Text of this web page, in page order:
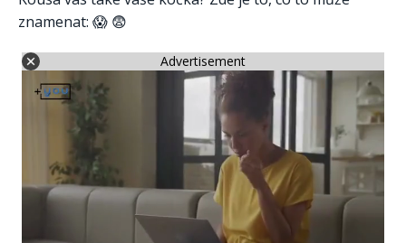
znamenat: 😱 😨
Advertisement